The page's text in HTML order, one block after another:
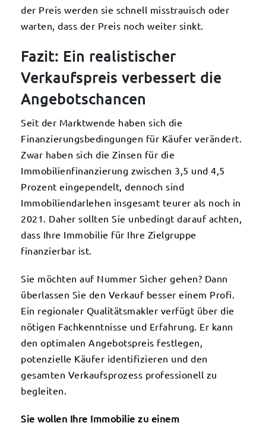
der Preis werden sie schnell misstrauisch oder
warten, dass der Preis noch weiter sinkt.
Fazit: Ein realistischer
Verkaufspreis verbessert die
Angebotschancen
Seit der Marktwende haben sich die
Finanzierungsbedingungen für Käufer verändert.
Zwar haben sich die Zinsen für die
Immobilienfinanzierung zwischen 3,5 und 4,5
Prozent eingependelt, dennoch sind
Immobiliendarlehen insgesamt teurer als noch in
2021. Daher sollten Sie unbedingt darauf achten,
dass Ihre Immobilie für Ihre Zielgruppe
finanzierbar ist.
Sie möchten auf Nummer Sicher gehen? Dann
überlassen Sie den Verkauf besser einem Profi.
Ein regionaler Qualitätsmakler verfügt über die
nötigen Fachkenntnisse und Erfahrung. Er kann
den optimalen Angebotspreis festlegen,
potenzielle Käufer identifizieren und den
gesamten Verkaufsprozess professionell zu
begleiten.
Sie wollen Ihre Immobilie zu einem